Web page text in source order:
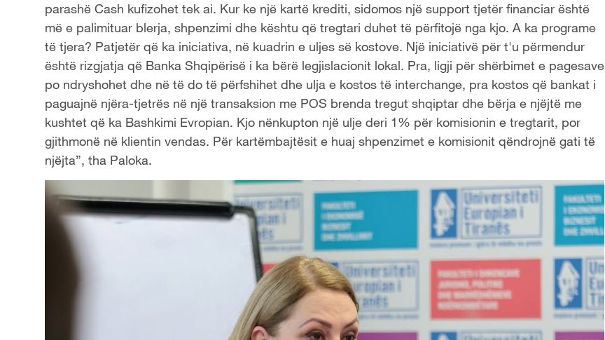
parashë Cash kufizohet tek ai. Kur ke një kartë krediti, sidomos një support tjetër financiar është
më e palimituar blerja, shpenzimi dhe kështu që tregtari duhet të përfitojë nga kjo. A ka programe
të tjera? Patjetër që ka iniciativa, në kuadrin e uljes së kostove. Një iniciativë për t'u përmendur
është rizgjatja që Banka Shqipërisë i ka bërë legjislacionit lokal. Pra, ligji për shërbimet e pagesave
po ndryshohet dhe në të do të përfshihet dhe ulja e kostos të interchange, pra kostos që bankat i
paguajnë njëra-tjetrës në një transaksion me POS brenda tregut shqiptar dhe bërja e njëjtë me
kushtet që ka Bashkimi Evropian. Kjo nënkupton një ulje deri 1% për komisionin e tregtarit, por
gjithmonë në klientin vendas. Për kartëmbajtësit e huaj shpenzimet e komisionit qëndrojnë gati të
njëjta”, tha Paloka.